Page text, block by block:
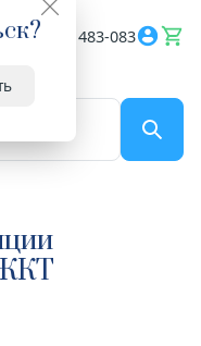
? 8182 483-083